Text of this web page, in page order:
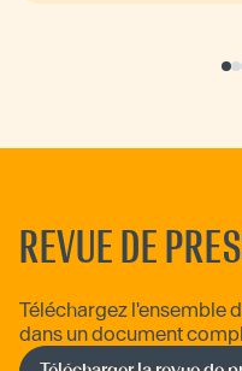
REVUE DE
Téléchargez l'ensemble
dans un document